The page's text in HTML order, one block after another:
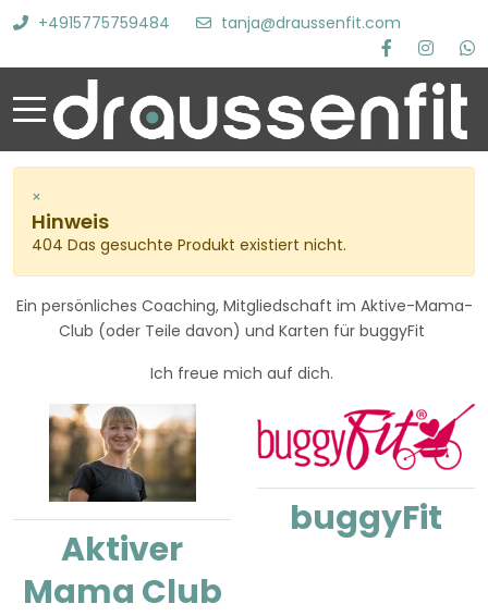
+4915775759484 tanja@draussenfit.com
×
Hinweis
404 Das gesuchte Produkt existiert nicht.
Ein persönliches Coaching, Mitgliedschaft im Aktive-Mama-
Club (oder Teile davon) und Karten für buggyFit
Ich freue mich auf dich.
Aktiver
Mama Club
buggyFit